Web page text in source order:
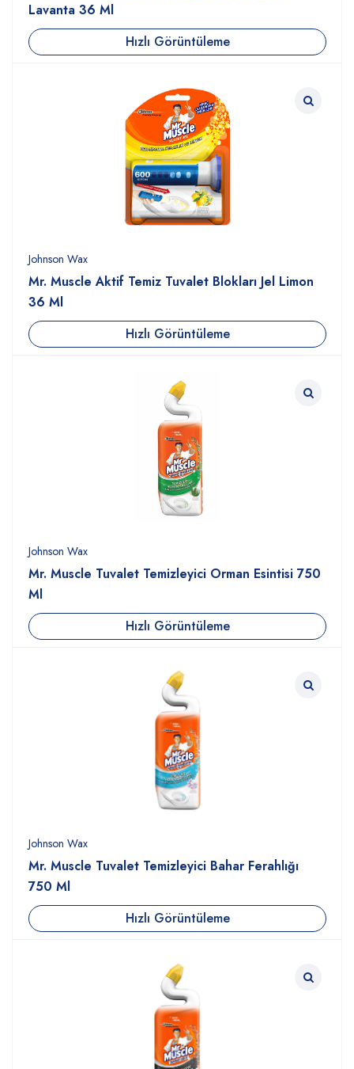
Lavanta 36 Ml
Hızlı Görüntüleme
Johnson Wax
Mr. Muscle Aktif Temiz Tuvalet Blokları Jel Limon
36 Ml
Hızlı Görüntüleme
Johnson Wax
Mr. Muscle Tuvalet Temizleyici Orman Esintisi 750
Ml
Hızlı Görüntüleme
Johnson Wax
Mr. Muscle Tuvalet Temizleyici Bahar Ferahlığı
750 Ml
Hızlı Görüntüleme